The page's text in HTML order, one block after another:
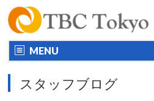
MENU
スタッフブログ